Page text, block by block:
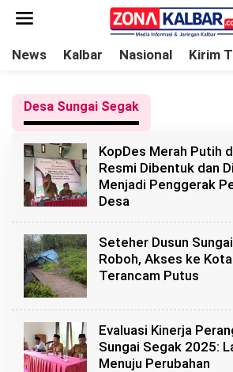
News Kalbar Nasional Kirim
Desa Sungai Segak
KopDes Merah Putih
Resmi Dibentuk dan
Menjadi Penggerak
Desa
Seteher Dusun
Roboh, Akses ke
Terancam Putus
Evaluasi Kinerja
Sungai Segak 2025:
Menuju Perubahan